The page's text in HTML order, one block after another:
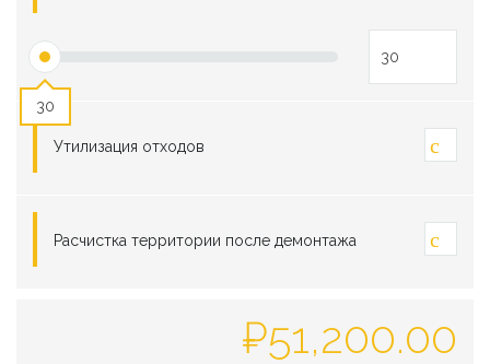
30
Утилизация отходов
Расчистка территории после демонтажа
₽51,200.00